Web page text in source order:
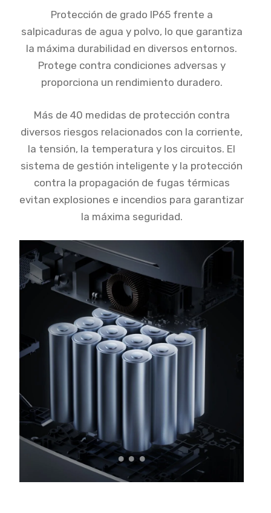
Protección de grado IP65 frente a
salpicaduras de agua y polvo, lo que garantiza
la máxima durabilidad en diversos entornos.
Protege contra condiciones adversas y
proporciona un rendimiento duradero.
Más de 40 medidas de protección contra
diversos riesgos relacionados con la corriente,
la tensión, la temperatura y los circuitos. El
sistema de gestión inteligente y la protección
contra la propagación de fugas térmicas
evitan explosiones e incendios para garantizar
la máxima seguridad.